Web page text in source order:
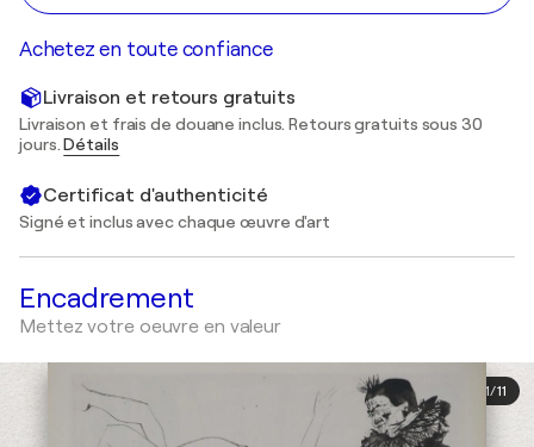
Achetez en toute confiance
Livraison et retours gratuits
Livraison et frais de douane inclus. Retours gratuits sous 30
jours.Détails
Certificat d'authenticité
Signé et inclus avec chaque œuvre d'art
Encadrement
Mettez votre oeuvre en valeur
1/11